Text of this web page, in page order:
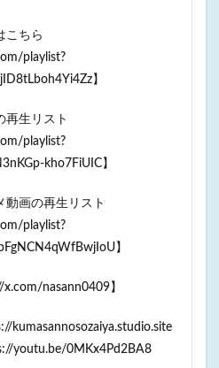
こちら
playlist?
】
再生リスト
playlist?
kho7FiUIC】
動画の再生リスト
playlist?
】
nasann0409】
kumasannosozaiya.studio.site
youtu.be/0MKx4Pd2BA8